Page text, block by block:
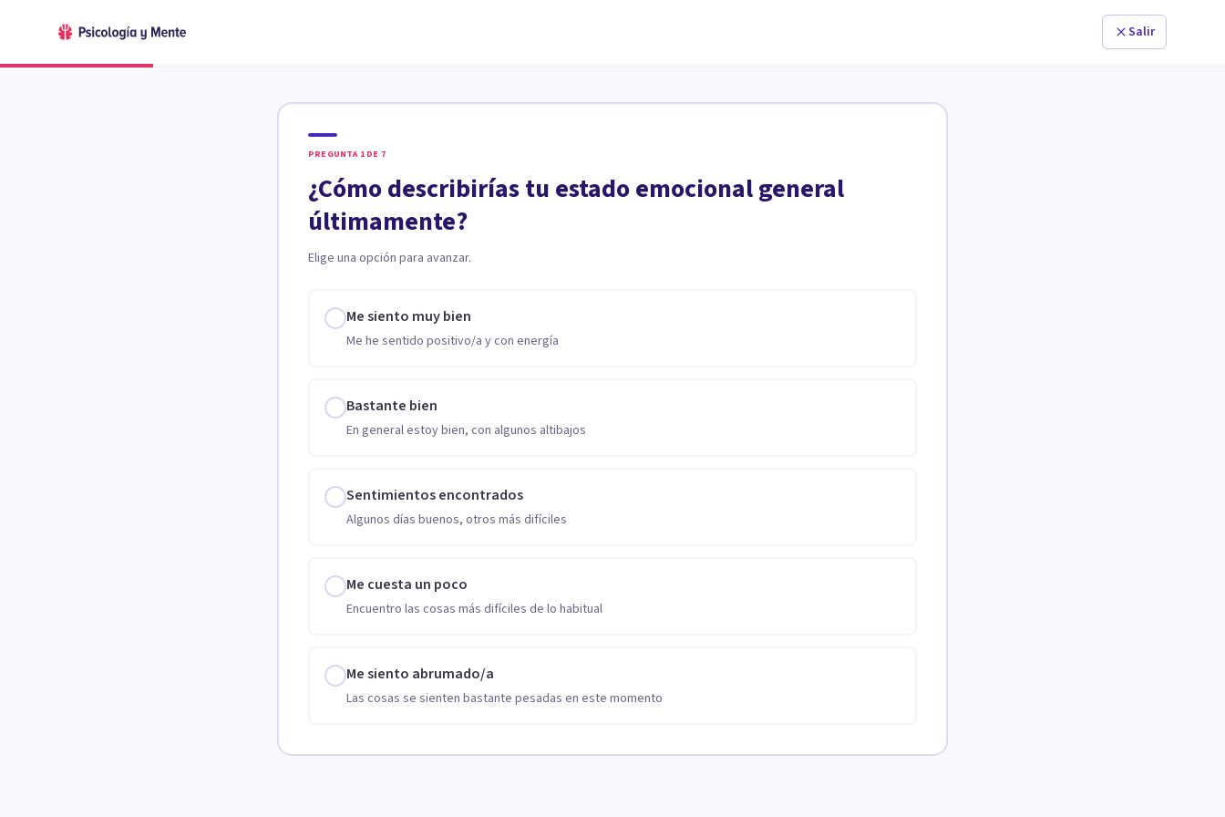
Salir
PREGUNTA 1 DE 7
¿Cómo describirías tu estado emocional general
últimamente?
Elige una opción para avanzar.
Me siento muy bien
Me he sentido positivo/a y con energía
Bastante bien
En general estoy bien, con algunos altibajos
Sentimientos encontrados
Algunos días buenos, otros más difíciles
Me cuesta un poco
Encuentro las cosas más difíciles de lo habitual
Me siento abrumado/a
Las cosas se sienten bastante pesadas en este momento